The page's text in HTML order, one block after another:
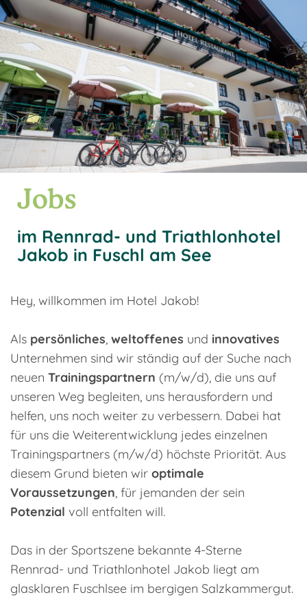
Jobs
im Rennrad- und Triathlonhotel
Jakob in Fuschl am See
Hey, willkommen im Hotel Jakob!
Als persönliches, weltoffenes und innovatives
Unternehmen sind wir ständig auf der Suche nach
neuen Trainingspartnern (m/w/d), die uns auf
unseren Weg begleiten, uns herausfordern und
helfen, uns noch weiter zu verbessern. Dabei hat
für uns die Weiterentwicklung jedes einzelnen
Trainingspartners (m/w/d) höchste Priorität. Aus
diesem Grund bieten wir optimale
Voraussetzungen, für jemanden der sein
Potenzial voll entfalten will.
Das in der Sportszene bekannte 4-Sterne
Rennrad- und Triathlonhotel Jakob liegt am
glasklaren Fuschlsee im bergigen Salzkammergut.